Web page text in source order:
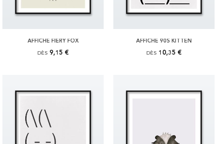
AFFICHE FIERY FOX
DÈS 9,15 €
AFFICHE 90S KITTEN
DÈS 10,35 €